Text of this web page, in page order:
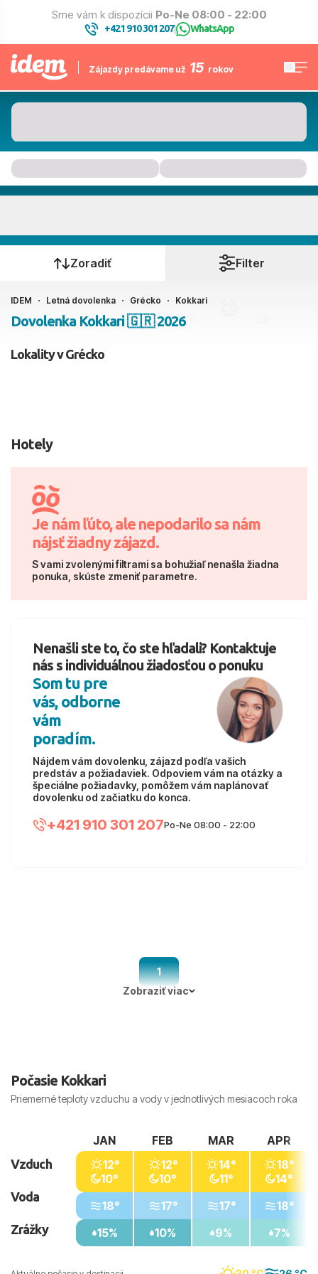
Sme vám k dispozícii Po-Ne 08:00 - 22:00
+421 910 301 207| WhatsApp
Zájazdy predávame už 15 rokov
Kedy cestujete?
Ako cestujete?
2 dospelí, 0 deti
Zoradiť Filter
IDEM Letná dovolenka Grécko Kokkari
Dovolenka Kokkari 🇬🇷 2026
Lokality v Grécko
Hotely
Je nám ľúto, ale nepodarilo sa nám
nájsť žiadny zájazd.
S vami zvolenými filtrami sa bohužiaľ nenašla žiadna
ponuka, skúste zmeniť parametre.
Nenašli ste to, čo ste hľadali? Kontaktuje
nás s individuálnou žiadosťou o ponuku
Som tu pre
vás, odborne
vám
poradím.
Nájdem vám dovolenku, zájazd podľa vašich
predstáv a požiadaviek. Odpoviem vám na otázky a
špeciálne požiadavky, pomôžem vám naplánovať
dovolenku od začiatku do konca.
+421 910 301 207Po-Ne 08:00 - 22:00
1
Zobraziť viac
Počasie Kokkari
Priemerné teploty vzduchu a vody v jednotlivých mesiacoch roka
Vzduch
Voda
Zrážky
JAN
12°
10°
18°
15%
FEB
12°
10°
17°
10%
MAR
14°
11°
17°
9%
APR
18°
14°
18°
7%